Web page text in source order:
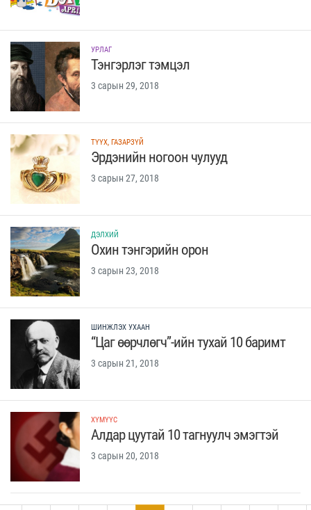
УРЛАГ
Тэнгэрлэг тэмцэл
3 сарын 29, 2018
ТҮҮХ, ГАЗАРЗҮЙ
Эрдэнийн ногоон чулууд
3 сарын 27, 2018
ДЭЛХИЙ
Охин тэнгэрийн орон
3 сарын 23, 2018
ШИНЖЛЭХ УХААН
“Цаг өөрчлөгч”-ийн тухай 10 баримт
3 сарын 21, 2018
ХҮМҮҮС
Алдар цуутай 10 тагнуулч эмэгтэй
3 сарын 20, 2018